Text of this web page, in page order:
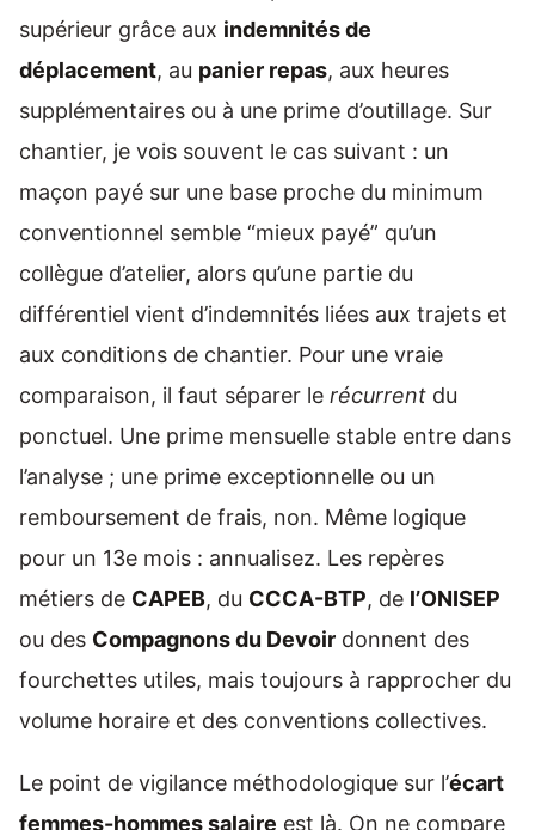
supérieur grâce aux indemnités de
déplacement, au panier repas, aux heures
supplémentaires ou à une prime d’outillage. Sur
chantier, je vois souvent le cas suivant : un
maçon payé sur une base proche du minimum
conventionnel semble “mieux payé” qu’un
collègue d’atelier, alors qu’une partie du
différentiel vient d’indemnités liées aux trajets et
aux conditions de chantier. Pour une vraie
comparaison, il faut séparer le récurrent du
ponctuel. Une prime mensuelle stable entre dans
l’analyse ; une prime exceptionnelle ou un
remboursement de frais, non. Même logique
pour un 13e mois : annualisez. Les repères
métiers de CAPEB, du CCCA-BTP, de l’ONISEP
ou des Compagnons du Devoir donnent des
fourchettes utiles, mais toujours à rapprocher du
volume horaire et des conventions collectives.
Le point de vigilance méthodologique sur l’écart
femmes-hommes salaire est là. On ne compare